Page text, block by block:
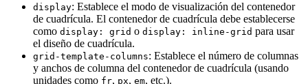
display: Establece el modo de visualización del contenedor
de cuadrícula. El contenedor de cuadrícula debe establecerse
como display: grid o display: inline-grid para usar
el diseño de cuadrícula.
grid-template-columns: Establece el número de columnas
y anchos de columna del contenedor de cuadrícula (usando
unidades como fr, px, em, etc.).